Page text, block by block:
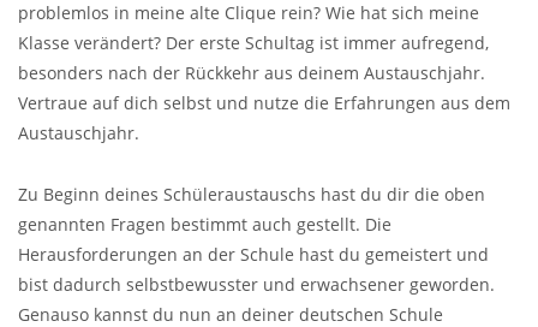
problemlos in meine alte Clique rein? Wie hat sich meine
Klasse verändert? Der erste Schultag ist immer aufregend,
besonders nach der Rückkehr aus deinem Austauschjahr.
Vertraue auf dich selbst und nutze die Erfahrungen aus dem
Austauschjahr.
Zu Beginn deines Schüleraustauschs hast du dir die oben
genannten Fragen bestimmt auch gestellt. Die
Herausforderungen an der Schule hast du gemeistert und
bist dadurch selbstbewusster und erwachsener geworden.
Genauso kannst du nun an deiner deutschen Schule